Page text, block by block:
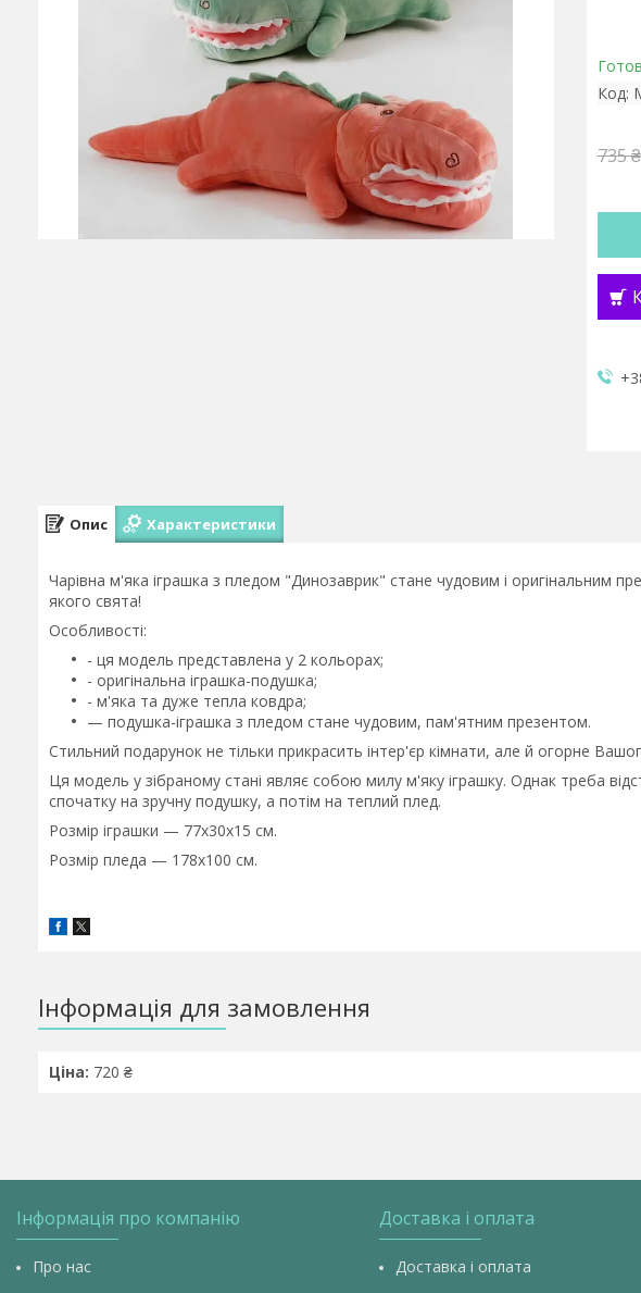
Код:
735 ₴
Опис Характеристики
Чарівна м'яка іграшка з пледом "Динозаврик" стане чудовим і оригінальним
якого свята!
Особливості:
- ця модель представлена у 2 кольорах;
- оригінальна іграшка-подушка;
- м'яка та дуже тепла ковдра;
— подушка-іграшка з пледом стане чудовим, пам'ятним презентом.
Стильний подарунок не тільки прикрасить інтер'єр кімнати, але й огорне
Ця модель у зібраному стані являє собою милу м'яку іграшку. Однак треба
спочатку на зручну подушку, а потім на теплий плед.
Розмір іграшки — 77х30х15 см.
Розмір пледа — 178х100 см.
Інформація для замовлення
Ціна: 720 ₴
Інформація про компанію
Про нас
Доставка і оплата
Доставка і оплата